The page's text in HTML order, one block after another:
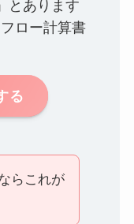
とあります
ロー計算書
る
らこれが